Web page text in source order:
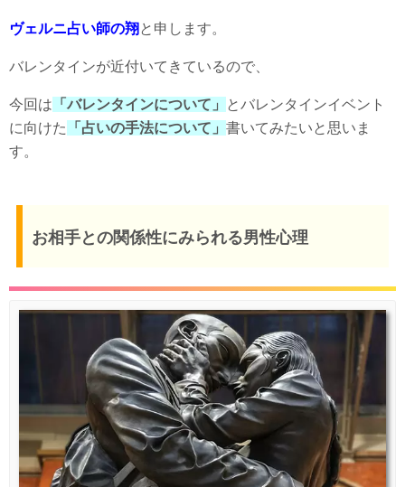
ヴェルニ占い師の翔 と申します。
バレンタインが近付いてきているので、
今回は 「バレンタインについて」
とバレンタインイベント
に向けた
「占いの手法について」 書いてみたいと思いま
す。
お相手との関係性にみられる男性心理